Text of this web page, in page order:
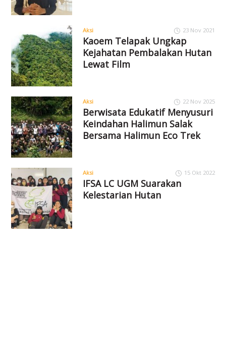
Aksi 23 Nov 2021
Kaoem Telapak Ungkap
Kejahatan Pembalakan Hutan
Lewat Film
Aksi 22 Nov 2025
Berwisata Edukatif Menyusuri
Keindahan Halimun Salak
Bersama Halimun Eco Trek
Aksi 15 Okt 2022
IFSA LC UGM Suarakan
Kelestarian Hutan